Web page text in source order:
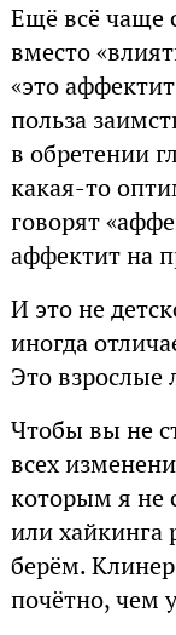
Ещё всё чаще
вместо
«это
польза
в обретении
какая-то
говорят
аффектит на
И это не
иногда
Это взрослые
Чтобы вы не
всех
которым я не
или хайкинга
берём.
почётно, чем